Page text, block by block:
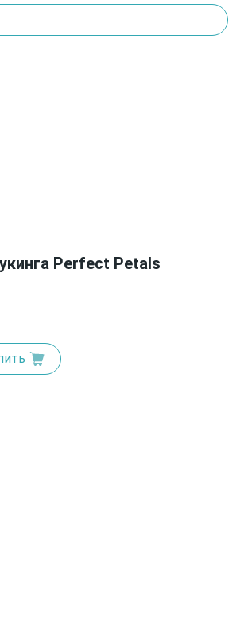
Perfect Petals